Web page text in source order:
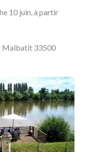
10 juin, à partir
Malbatit 33500